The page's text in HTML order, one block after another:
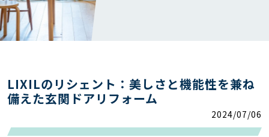
LIXILのリシェント：美しさと機能性を兼ね
備えた玄関ドアリフォーム
2024/07/06